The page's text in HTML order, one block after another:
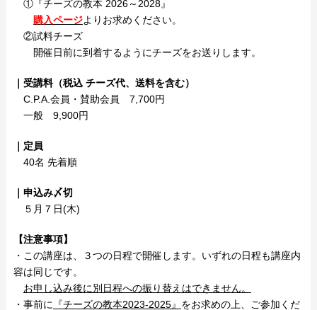
①『チーズの教本 2026～2028』
購入ページよりお求めください。
②試料チーズ
開催日前に到着するようにチーズをお送りします。
｜受講料（税込 チーズ代、送料を含む）
C.P.A.会員・賛助会員 7,700円
一般 9,900円
｜定員
40名 先着順
｜申込み〆切
５月７日(木)
【注意事項】
・この講座は、３つの日程で開催します。いずれの日程も講座内
容は同じです。
お申し込み後に別日程への振り替えはできません。
・事前に
『チーズの教本2023-2025』 をお求めの上、ご参加くだ